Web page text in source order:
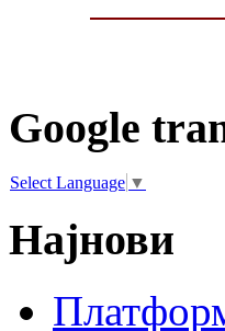
Google
Select Language ▼
Најнови